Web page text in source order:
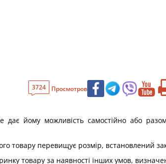
3724 Просмотров
йому можливість самостійно або
товару перевищує розмір, встановлений
товару за наявності інших умов,